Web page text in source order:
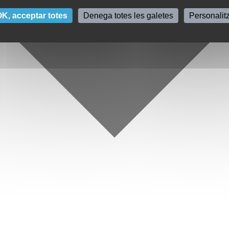
acceptar totes Denega totes les galetes